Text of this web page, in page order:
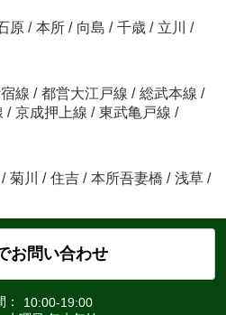
原 / 本所 / 向島 / 千歳 / 立川 /
線 / 都営大江戸線 / 総武本線 /
/ 京成押上線 / 東武亀戸線 /
/ 菊川 / 住吉 / 本所吾妻橋 / 浅草 /
お問い合わせ
10:00-19:00